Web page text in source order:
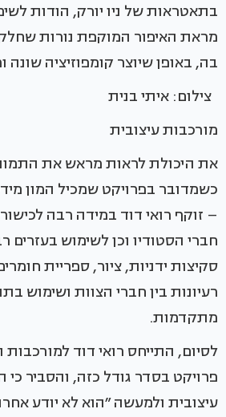
בתאטראות של ניו יורק, הודות
מראת האיפור המוקפת נורות
בה, באופן שיוצר קומפוזיציה שונה
צילום: איתי בנית
מורכבות עיצובית
את היכולת לראות מראש את
כשמדובר בפרויקט שמכיל המון
– זוקף רואי דוד במידה רבה
חברי הסטודיו וכן לשימוש בעזרים
סקיצות ידניות, ציור, ספריית
רעיונות בין חברי הצוות ושימוש
מתקדמות.
לסיום, התייחס רואי דוד
פרויקט בסדר גודל כזה, והסביר כי
עיצובית ולמעשה ״הוא לא יודע